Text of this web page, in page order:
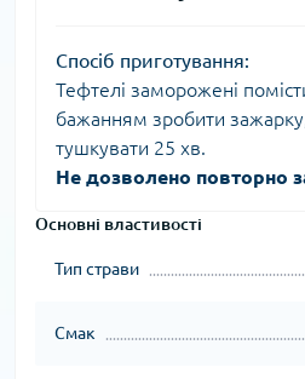
Спосіб приготування:
Тефтелі заморожені
бажанням зробити
тушкувати 25 хв.
Не дозволено повторно
Основні властивості
Тип страви
Смак